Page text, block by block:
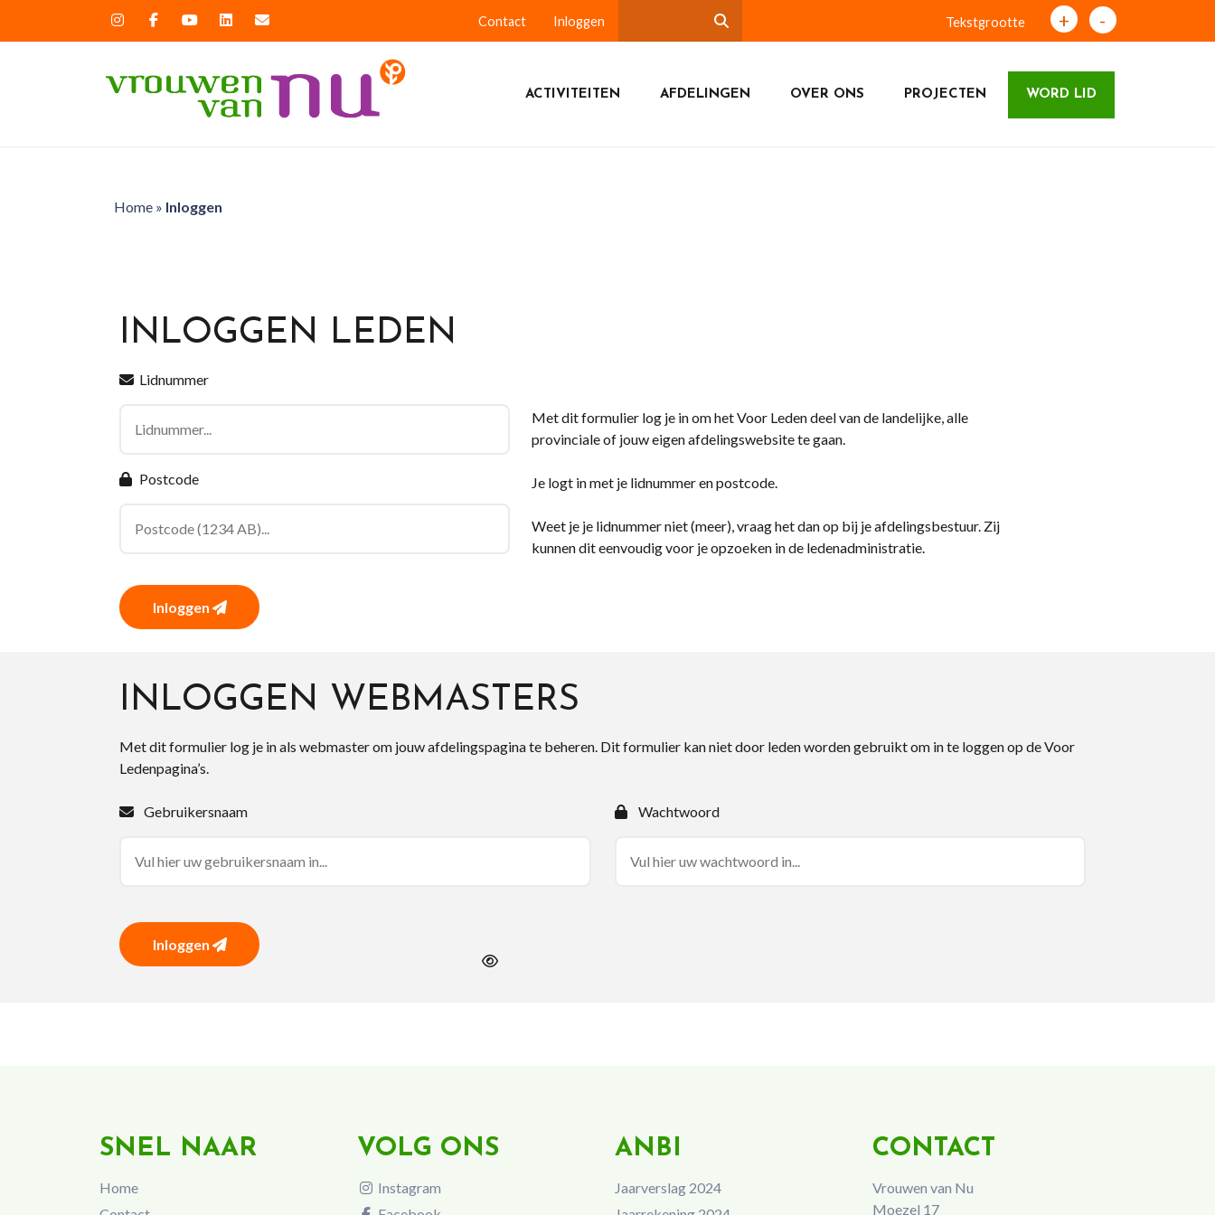
Contact Inloggen Tekstgrootte + -
ACTIVITEITEN AFDELINGEN OVER ONS PROJECTEN WORD LID
Home» Inloggen
INLOGGEN LEDEN
Lidnummer
Postcode
Inloggen
Met dit formulier log je in om het Voor Leden deel van de landelijke, alle
provinciale of jouw eigen afdelingswebsite te gaan.
Je logt in met je lidnummer en postcode.
Weet je je lidnummer niet (meer), vraag het dan op bij je afdelingsbestuur. Zij
kunnen dit eenvoudig voor je opzoeken in de ledenadministratie.
INLOGGEN WEBMASTERS
Met dit formulier log je in als webmaster om jouw afdelingspagina te beheren. Dit formulier kan niet door leden worden gebruikt om in te loggen op de Voor
Ledenpagina’s.
Gebruikersnaam Wachtwoord
Inloggen
SNEL NAAR
Home
VOLG ONS
Instagram
ANBI
Jaarverslag 2024
CONTACT
Vrouwen van Nu
Moezel 17